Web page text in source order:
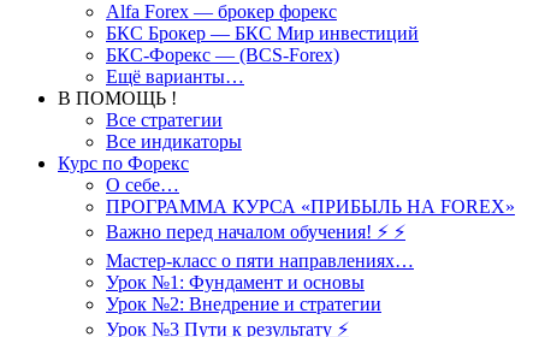
Alfa Forex — брокер форекс
БКС Брокер — БКС Мир инвестиций
БКС-Форекс — (BCS-Forex)
Ещё варианты…
В ПОМОЩЬ !
Все стратегии
Все индикаторы
Курс по Форекс
О себе…
ПРОГРАММА КУРСА «ПРИБЫЛЬ НА FOREX»
Важно перед началом обучения! ⚡ ⚡
Мастер-класс о пяти направлениях…
Урок №1: Фундамент и основы
Урок №2: Внедрение и стратегии
Урок №3 Пути к результату ⚡️